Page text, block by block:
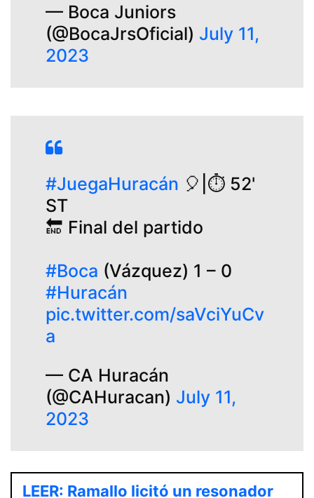
— Boca Juniors
(@BocaJrsOficial) July 11,
2023
#JuegaHuracán 🎈|⏱️ 52'
ST
🔚 Final del partido
#Boca (Vázquez) 1 – 0
#Huracán
pic.twitter.com/saVciYuCv
a
— CA Huracán
(@CAHuracan) July 11,
2023
LEER: Ramallo licitó un resonador